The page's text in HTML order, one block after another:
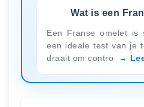
Wat is een
Een Franse omelet is
een ideale test van je
draait om contro